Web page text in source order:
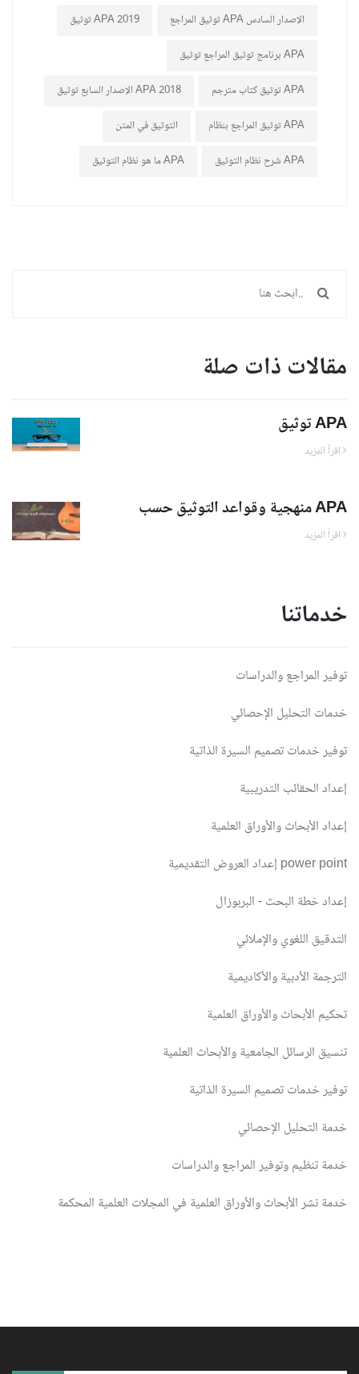
توثيق APA 2019
توثيق المراجع APA الإصدار السادس
برنامج توثيق المراجع توثيق APA
الإصدار السابع توثيق APA 2018
توثيق كتاب مترجم APA
التوثيق في المتن
توثيق المراجع بنظام APA
ما هو نظام التوثيق APA
شرح نظام التوثيق APA
مقالات ذات صلة
توثيق APA
منهجية وقواعد التوثيق حسب APA
خدماتنا
توفير المراجع والدراسات
خدمات التحليل الإحصائي
توفير خدمات تصميم السيرة الذاتية
إعداد الحقائب التدريبية
إعداد الأبحاث والأوراق العلمية
إعداد العروض التقديمية power point
إعداد خطة البحث - البربوزال
التدقيق اللغوي والإملائي
الترجمة الأدبية والأكاديمية
تحكيم الأبحاث والأوراق العلمية
تنسيق الرسائل الجامعية والأبحاث العلمية
توفير خدمات تصميم السيرة الذاتية
خدمة التحليل الإحصائي
خدمة تنظيم وتوفير المراجع والدراسات
خدمة نشر الأبحاث والأوراق العلمية في المجلات العلمية المحكمة